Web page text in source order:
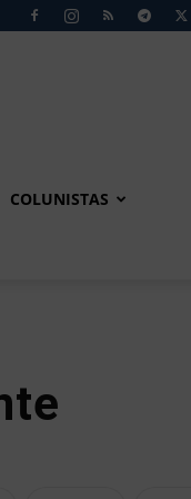
COLUNISTAS